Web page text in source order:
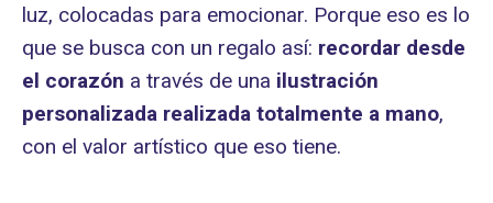
luz, colocadas para emocionar. Porque eso es lo
que se busca con un regalo así: recordar desde
el corazón a través de una ilustración
personalizada realizada totalmente a mano,
con el valor artístico que eso tiene.